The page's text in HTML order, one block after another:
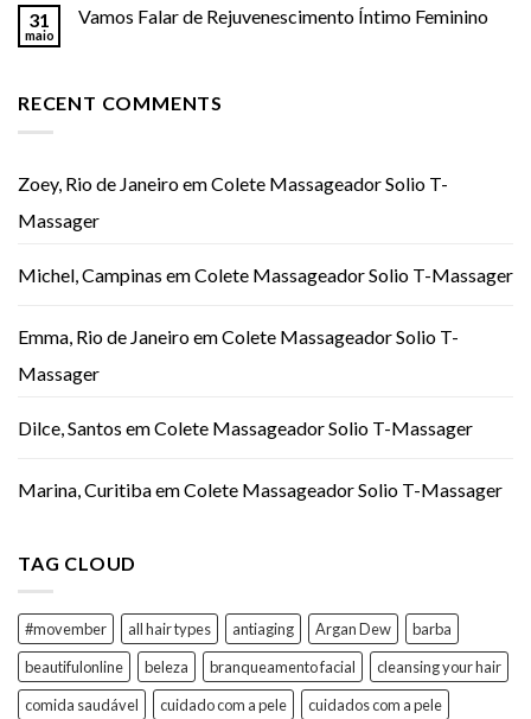
31
maio
Vamos Falar de Rejuvenescimento Íntimo Feminino
RECENT COMMENTS
Zoey, Rio de JaneiroemColete Massageador Solio T-
Massager
Michel, Campinas emColete Massageador Solio T-Massager
Emma, Rio de JaneiroemColete Massageador Solio T-
Massager
Dilce, Santos emColete Massageador Solio T-Massager
Marina, CuritibaemColete Massageador Solio T-Massager
TAG CLOUD
#movember all hair types antiaging Argan Dew
barba
beautifulonline
beleza branqueamento facial
cleansing your hair
comida saudável
cuidado com a pele cuidados com a pele